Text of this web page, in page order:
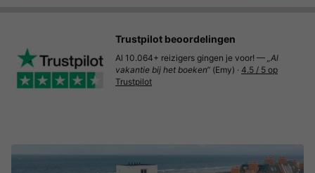
Trustpilot beoordelingen
Al 10.064+ reizigers gingen je voor! — „Al
vakantie bij het boeken“ (Emy) · 4.5 / 5 op
Trustpilot